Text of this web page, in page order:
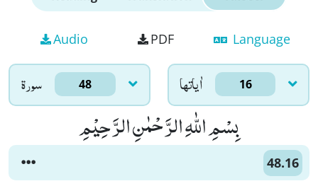
Audio PDF Language
سورۃ 48 اٰياتها 16
بِسْمِ اللّٰهِ الرَّحْمٰنِ الرَّحِیْمِ
48.16